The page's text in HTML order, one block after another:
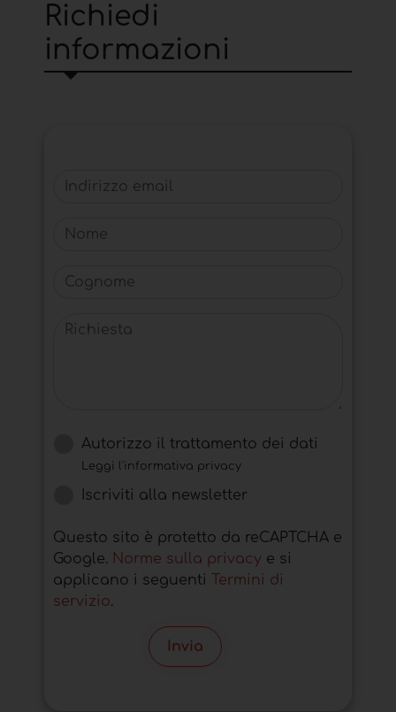
Richiedi
informazioni
Indirizzo email
Nome
Cognome
Richiesta
Autorizzo il trattamento dei dati
Leggi l'informativa privacy
Iscriviti alla newsletter
Questo sito è protetto da reCAPTCHA e
Google. Norme sulla privacy e si
applicano i seguenti
Termini di
servizio.
Invia